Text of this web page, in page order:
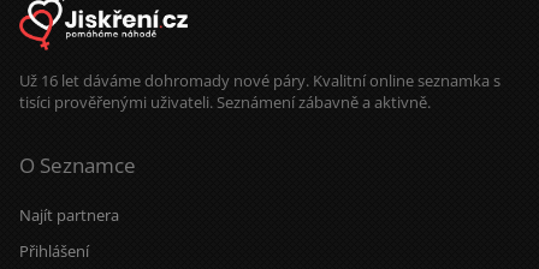
Už 16 let dáváme dohromady nové páry. Kvalitní online seznamka s
tisíci prověřenými uživateli. Seznámení zábavně a aktivně.
O Seznamce
Najít partnera
Přihlášení